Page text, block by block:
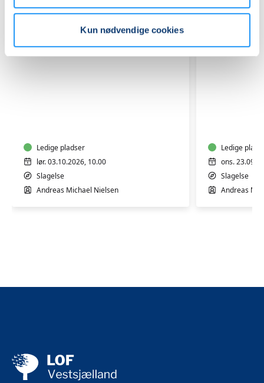
Kun nødvendige cookies
Workshop
Ledige pladser
lør. 03.10.2026, 10.00
Slagelse
Andreas Michael Nielsen
Ledige
ons.
Slagelse
Andreas